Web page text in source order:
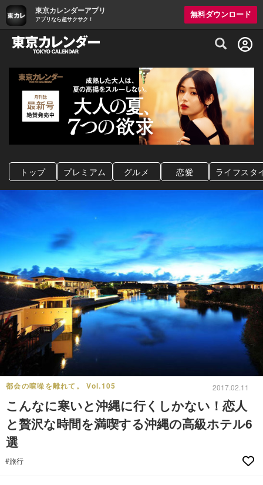
東京カレンダーアプリ
アプリなら超サクサク！
無料ダウンロード
グルメ情報・プレミアムレストラン予約
トップ プレミアム グルメ 恋愛 ライフスタ
都会の喧噪を離れて。 Vol.105 2017.02.11
こんなに寒いと沖縄に行くしかない！恋人
と贅沢な時間を満喫する沖縄の高級ホテル6
選
#旅行